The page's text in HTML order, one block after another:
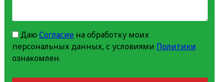
Даю Согласиена обработку моих
персональных данных, с условиями Политики
ознакомлен.